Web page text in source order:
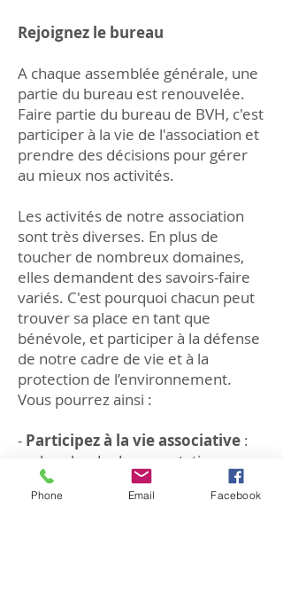
Rejoignez le bureau
A chaque assemblée générale, une
partie du bureau est renouvelée.
Faire partie du bureau de BVH, c'est
participer à la vie de l'association et
prendre des décisions pour gérer
au mieux nos activités.
Les activités de notre association
sont très diverses. En plus de
toucher de nombreux domaines,
elles demandent des savoirs-faire
variés. C'est pourquoi chacun peut
trouver sa place en tant que
bénévole, et participer à la défense
de notre cadre de vie et à la
protection de l’environnement.
Vous pourrez ainsi :
- Participez à la vie associative :
recherche de documentation,
recherche juridique, création de
nouvelles activités pour le
Phone Email Facebook